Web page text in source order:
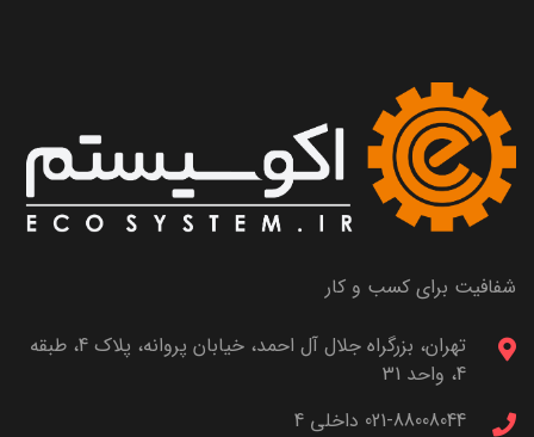
شفافیت برای کسب و کار
تهران، بزرگراه جلال آل احمد، خیابان پروانه، پلاک 4، طبقه
4، واحد 31
021-88008044 داخلی 4